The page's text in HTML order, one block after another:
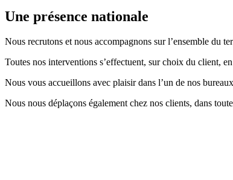
Une présence nationale
Nous recrutons et nous accompagnons sur l’ensemble du
Toutes nos interventions s’effectuent, sur choix du client,
Nous vous accueillons avec plaisir dans l’un de nos
Nous nous déplaçons également chez nos clients, dans